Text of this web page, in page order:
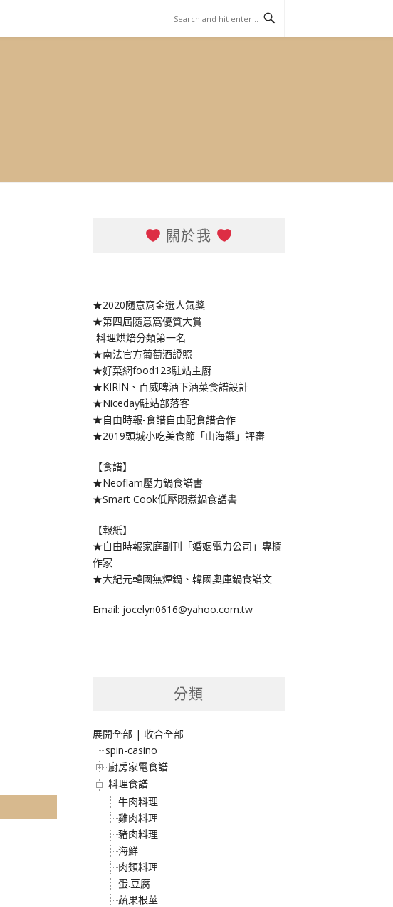
關於我
★2020隨意窩金選人氣獎
★第四屆隨意窩優質大賞
-料理烘焙分類第一名
★南法官方葡萄酒證照
★好菜網food123駐站主廚
★KIRIN、百威啤酒下酒菜食譜設計
★Niceday駐站部落客
★自由時報-食譜自由配食譜合作
★2019頭城小吃美食節「山海饌」評審
【食譜】
★Neoflam壓力鍋食譜書
★Smart Cook低壓悶煮鍋食譜書
【報紙】
★自由時報家庭副刊「婚姻電力公司」專欄
作家
★大紀元韓國無煙鍋、韓國奧庫鍋食譜文
Email: jocelyn0616@yahoo.com.tw
分類
展開全部 | 收合全部
spin-casino
廚房家電食譜
料理食譜
牛肉料理
雞肉料理
豬肉料理
海鮮
肉類料理
蛋.豆腐
蔬果根莖